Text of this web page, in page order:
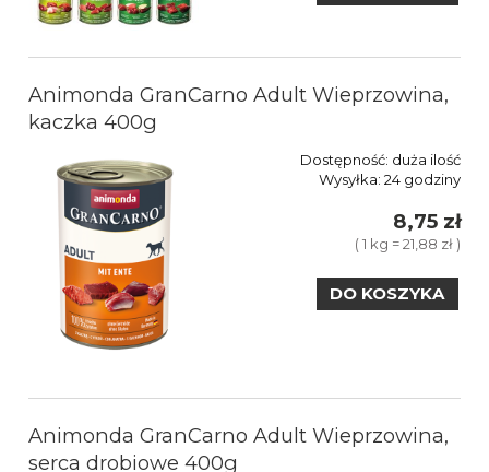
Animonda GranCarno Adult Wieprzowina,
kaczka 400g
Dostępność: duża ilość
Wysyłka: 24 godziny
8,75 zł
( 1 kg = 21,88 zł )
DO KOSZYKA
Animonda GranCarno Adult Wieprzowina,
serca drobiowe 400g